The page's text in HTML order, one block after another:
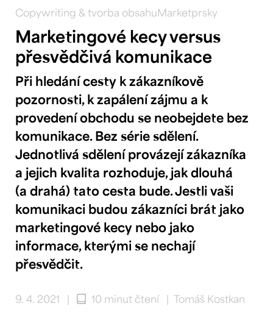
Copywriting & tvorba obsahuMarketprsky
Marketingové kecy versus
přesvědčivá komunikace
Při hledání cesty k zákazníkově
pozornosti, k zapálení zájmu a k
provedení obchodu se neobejdete bez
komunikace. Bez série sdělení.
Jednotlivá sdělení provázejí zákazníka
a jejich kvalita rozhoduje, jak dlouhá
(a drahá) tato cesta bude. Jestli vaši
komunikaci budou zákazníci brát jako
marketingové kecy nebo jako
informace, kterými se nechají
přesvědčit.
9. 4. 2021 | 10 minut čtení | Tomáš Kostkan